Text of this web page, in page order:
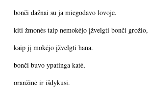
bonči dažnai su ja miegodavo lovoje.
kiti žmonės taip nemokėjo įžvelgti bonči grožio,
kaip jį mokėjo įžvelgti hana.
bonči buvo ypatinga katė,
oranžinė ir išdykusi.